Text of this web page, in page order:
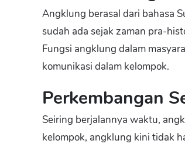
Angklung berasal dari bahasa
sudah ada sejak zaman pra-
Fungsi angklung dalam
komunikasi dalam kelompok.
Perkembangan
Seiring berjalannya waktu,
kelompok, angklung kini tidak